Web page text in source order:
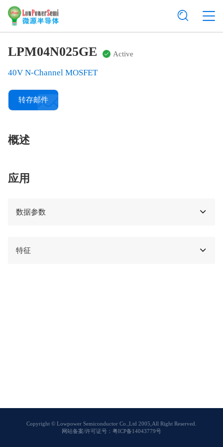
LPM04N025GE Active
40V N-Channel MOSFET
转存邮件
概述
应用
数据参数
特征
Copyright © Lowpower Semiconductor Co.,Ltd 2005,All Right Reserved.
网站备案/许可证号：粤ICP备14043779号